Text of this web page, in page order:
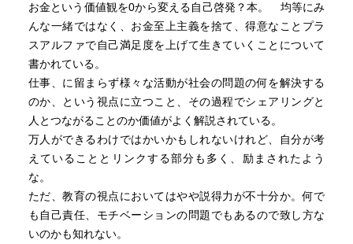
お金という価値観を0から変える自己啓発？本。 均等にみ
んな一緒ではなく、お金至上主義を捨て、得意なことプラ
スアルファで自己満足度を上げて生きていくことについて
書かれている。
仕事、に留まらず様々な活動が社会の問題の何を解決する
のか、という視点に立つこと、その過程でシェアリングと
人とつながることのか価値がよく解説されている。
万人ができるわけではかいかもしれないけれど、自分が考
えていることとリンクする部分も多く、励まされたよう
な。
ただ、教育の視点においてはやや説得力が不十分か。何で
も自己責任、モチベーションの問題でもあるので致し方な
いのかも知れない。